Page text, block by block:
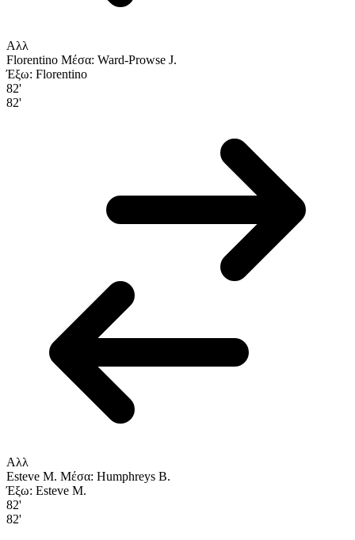
Αλλ
Florentino Μέσα: Ward-Prowse J.
Έξω: Florentino
82'
82'
Αλλ
Esteve M. Μέσα: Humphreys B.
Έξω: Esteve M.
82'
82'